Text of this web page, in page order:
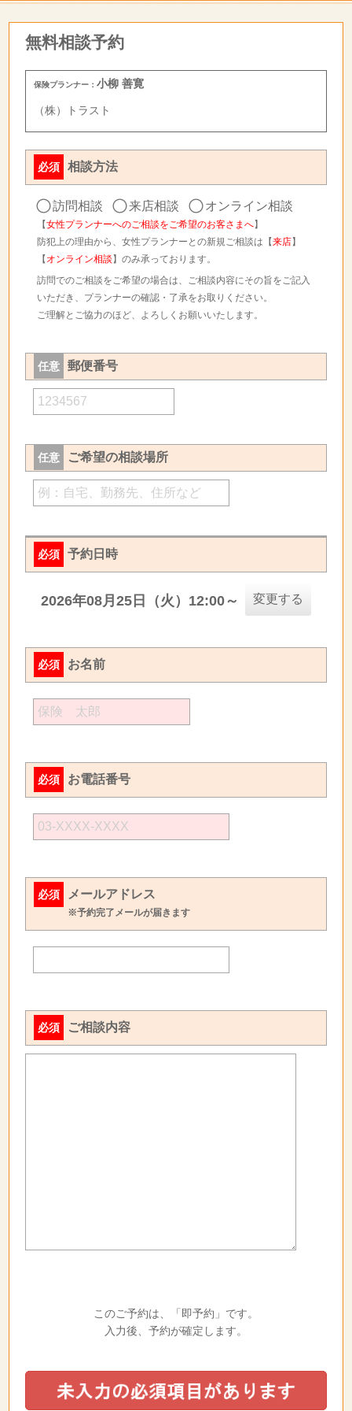
無料相談予約
保険プランナー：小柳 善寛
（株）トラスト
必須 相談方法
訪問相談 来店相談 オンライン相談
【女性プランナーへのご相談をご希望のお客さまへ】
防犯上の理由から、女性プランナーとの新規ご相談は【来店】
【 オンライン相談 】のみ承っております。
訪問でのご相談をご希望の場合は、ご相談内容にその旨をご記入
いただき、プランナーの確認・了承をお取りください。
ご理解とご協力のほど、よろしくお願いいたします。
任意 郵便番号
任意 ご希望の相談場所
必須 予約日時
2026年08月25日（火）12:00～ 変更する
必須 お名前
必須 お電話番号
必須 メールアドレス
※予約完了メールが届きます
必須 ご相談内容
このご予約は、「即予約」です。
入力後、予約が確定します。